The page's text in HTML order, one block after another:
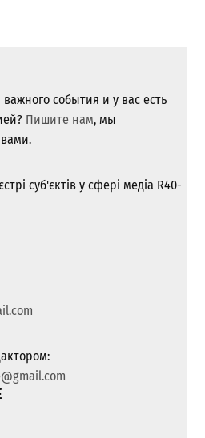
события и у вас есть
Пишите нам, мы
суб'єктів у сфері медіа R40-